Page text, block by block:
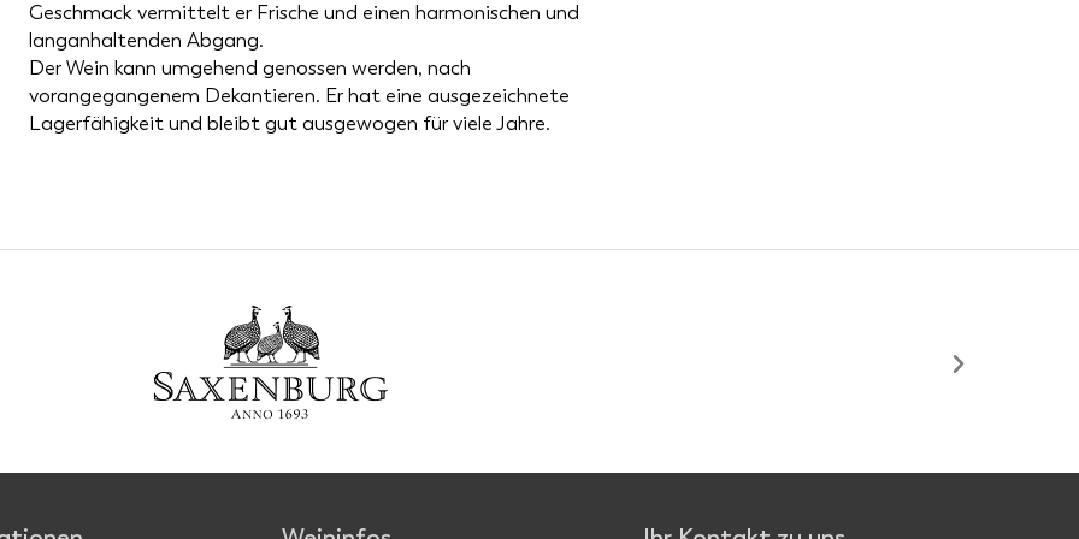
Geschmack vermittelt er Frische und einen harmonischen und
langanhaltenden Abgang.
Der Wein kann umgehend genossen werden, nach
vorangegangenem Dekantieren. Er hat eine ausgezeichnete
Lagerfähigkeit und bleibt gut ausgewogen für viele Jahre.